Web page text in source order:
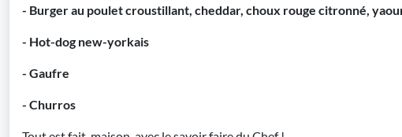
- Burger au poulet croustillant, cheddar, choux rouge citronné,
- Hot-dog new-yorkais
- Gaufre
- Churros